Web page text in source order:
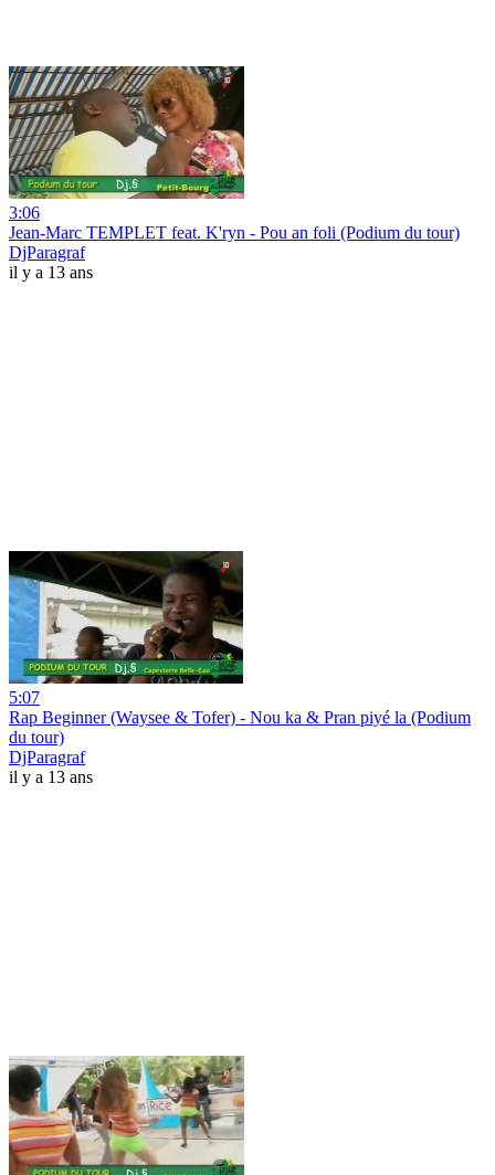
3:06
Jean-Marc TEMPLET feat. K'ryn - Pou an foli (Podium du tour)
DjParagraf
il y a 13 ans
5:07
Rap Beginner (Waysee & Tofer) - Nou ka & Pran piyé la (Podium
du tour)
DjParagraf
il y a 13 ans